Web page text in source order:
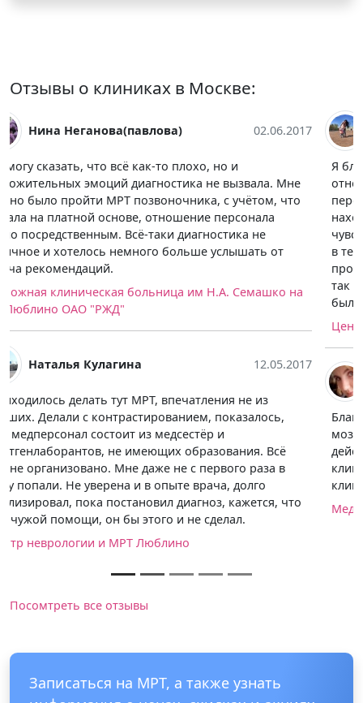
Отзывы о клиниках в Москве:
Виктория Доброгорская 12.05.2017
Я благодарю этот центр, приняли меня хорошо,
относились доброжелательно, врач мне всё объяснил
перед процедурой, и мне абсолютно не страшно было
находиться в туннеле. Процедура длилась минут 20,
чувствовала себя комфортно. Расшифровку получила
в течение часа, спасибо отдельное врачу, он меня
проконсультировал, отвечал на все вопросы, а я прям
так напала на него с вопросами, которые, возможно,
были и не по его профилю.
13.08.2017
Благодарю сотрудников центра за МРТ головного
мозга, а особенно порадовала стоимость,
действительно значительно ниже нежели в других
клиниках Москвы. Хотя мне пришлось добираться до
клиники больше часа, оно того стоило.
Медицинский диагностический центр "Диомаг-М"
Посомтреть все отзывы
Записаться на МРТ, а также узнать
длительности исследования,